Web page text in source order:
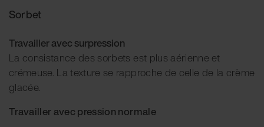
Sorbet
Travailler avec surpression
La consistance des sorbets est plus aérienne et
crémeuse. La texture se rapproche de celle de la crème
glacée.
Travailler avec pression normale